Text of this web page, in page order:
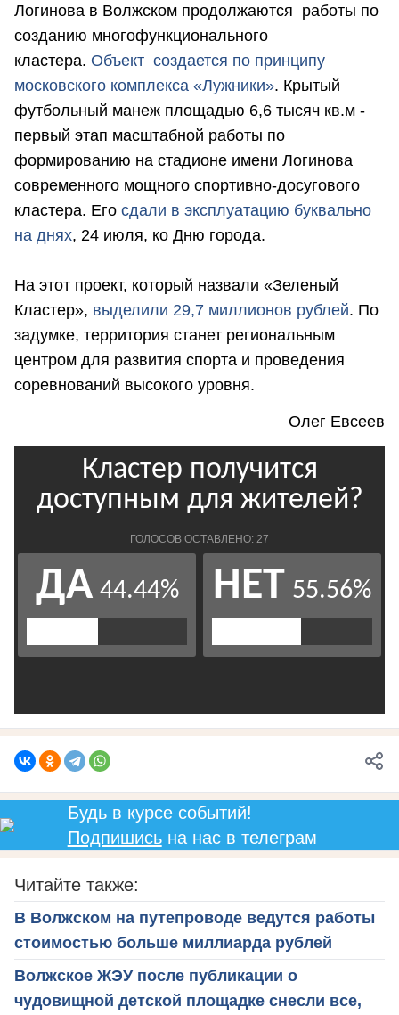
Логинова в Волжском продолжаются работы по
созданию многофункционального
кластера. Объект создается по принципу
московского комплекса «Лужники». Крытый
футбольный манеж площадью 6,6 тысяч кв.м -
первый этап масштабной работы по
формированию на стадионе имени Логинова
современного мощного спортивно-досугового
кластера. Его сдали в эксплуатацию буквально
на днях, 24 июля, ко Дню города.
На этот проект, который назвали «Зеленый
Кластер», выделили 29,7 миллионов рублей. По
задумке, территория станет региональным
центром для развития спорта и проведения
соревнований высокого уровня.
Олег Евсеев
Будь в курсе событий!
Подпишисьна нас в телеграм
Читайте также:
В Волжском на путепроводе ведутся работы
стоимостью больше миллиарда рублей
Волжское ЖЭУ после публикации о
чудовищной детской площадке снесли все,